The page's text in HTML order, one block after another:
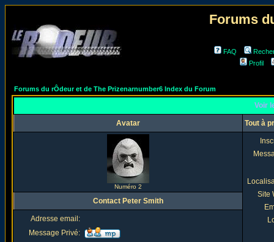
Forums
FAQ
Profil
Forums du rÔdeur et de The Prizenarnumber6 Index du Forum
Voir
Avatar Tout à
Numéro 2
Site
Contact Peter Smith
Adresse email:
Message Privé: